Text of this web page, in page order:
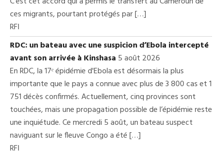
ces migrants, pourtant protégés par […]
RFI
RDC: un bateau avec une suspicion d’Ebola intercepté
avant son arrivée à Kinshasa 5 août 2026
En RDC, la 17ᵉ épidémie d'Ebola est désormais la plus
importante que le pays a connue avec plus de 3 800 cas et 1
751 décès confirmés. Actuellement, cinq provinces sont
touchées, mais une propagation possible de l’épidémie reste
une inquiétude. Ce mercredi 5 août, un bateau suspect
naviguant sur le fleuve Congo a été […]
RFI